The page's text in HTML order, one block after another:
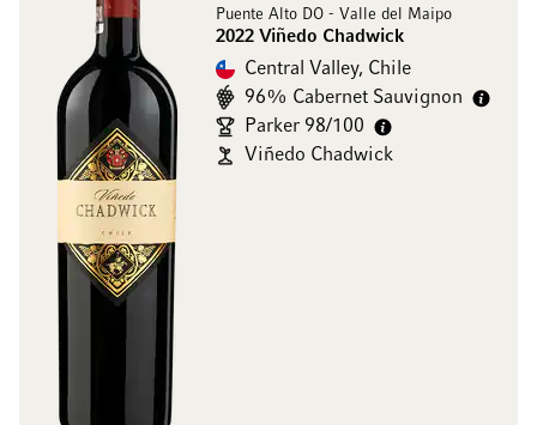
Puente Alto DO - Valle del Maipo
2022 Viñedo Chadwick
Central Valley, Chile
96% Cabernet Sauvignon
Parker 98/100
Viñedo Chadwick